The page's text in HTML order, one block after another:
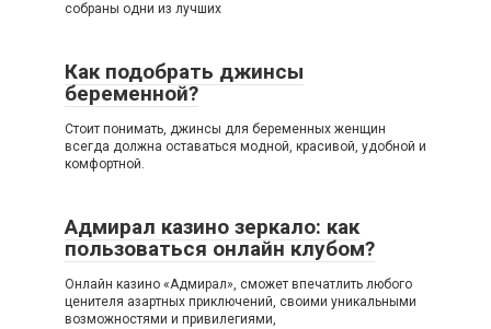
собраны одни из лучших
Как подобрать джинсы
беременной?
Стоит понимать, джинсы для беременных женщин
всегда должна оставаться модной, красивой, удобной и
комфортной.
Адмирал казино зеркало: как
пользоваться онлайн клубом?
Онлайн казино «Адмирал», сможет впечатлить любого
ценителя азартных приключений, своими уникальными
возможностями и привилегиями,